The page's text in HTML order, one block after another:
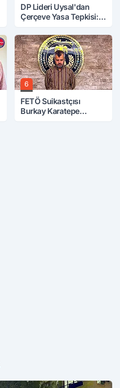
DP Lideri Uysal'dan
Çerçeve Yasa Tepkisi:
Üzerine Çıkarıldı
6
FETÖ Suikastçısı
Burkay Karatepe